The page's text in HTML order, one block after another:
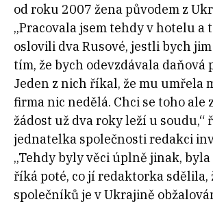
od roku 2007 žena původem z
„Pracovala jsem tehdy v hotelu a
oslovili dva Rusové, jestli bych
tím, že bych odevzdávala daňová
Jeden z nich říkal, že mu umřela
firma nic nedělá. Chci se toho ale
žádost už dva roky leží u soudu,“
jednatelka společnosti redakci
„Tehdy byly věci úplně jinak, byla
říká poté, co jí redaktorka sdělila,
společníků je v Ukrajině